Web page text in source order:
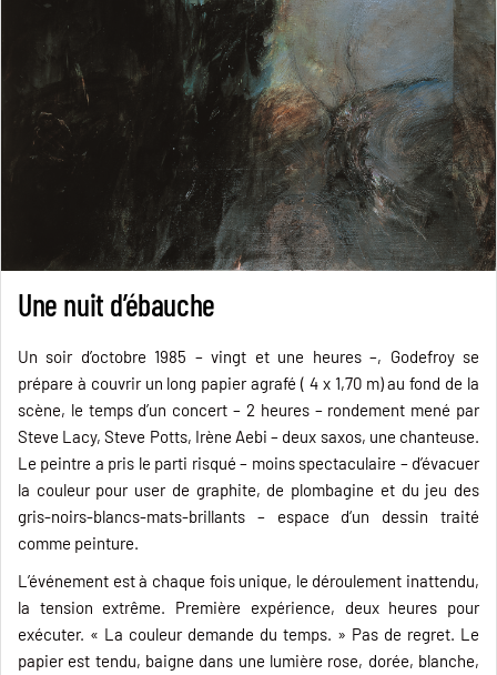
Une nuit d’ébauche
Un soir d’octobre 1985 – vingt et une heures –, Godefroy se
prépare à couvrir un long papier agrafé ( 4 x 1,70 m) au fond de la
scène, le temps d’un concert – 2 heures – rondement mené par
Steve Lacy, Steve Potts, Irène Aebi – deux saxos, une chanteuse.
Le peintre a pris le parti risqué – moins spectaculaire – d’évacuer
la couleur pour user de graphite, de plombagine et du jeu des
gris-noirs-blancs-mats-brillants – espace d‘un dessin traité
comme peinture.
L’événement est à chaque fois unique, le déroulement inattendu,
la tension extrême. Première expérience, deux heures pour
exécuter. « La couleur demande du temps. » Pas de regret. Le
papier est tendu, baigne dans une lumière rose, dorée, blanche,